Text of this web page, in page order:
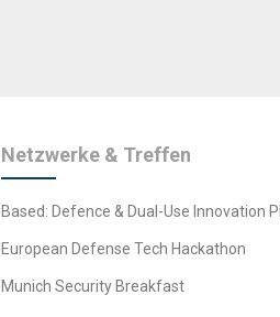
Netzwerke & Treffen
Based: Defence & Dual-Use Innovation
European Defense Tech Hackathon
Munich Security Breakfast